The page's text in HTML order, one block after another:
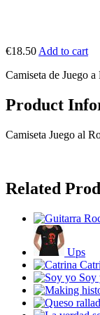
€18.50 Add to cart
Camiseta de Juego
Product
Camiseta Juego al
Related
Ups
Soy